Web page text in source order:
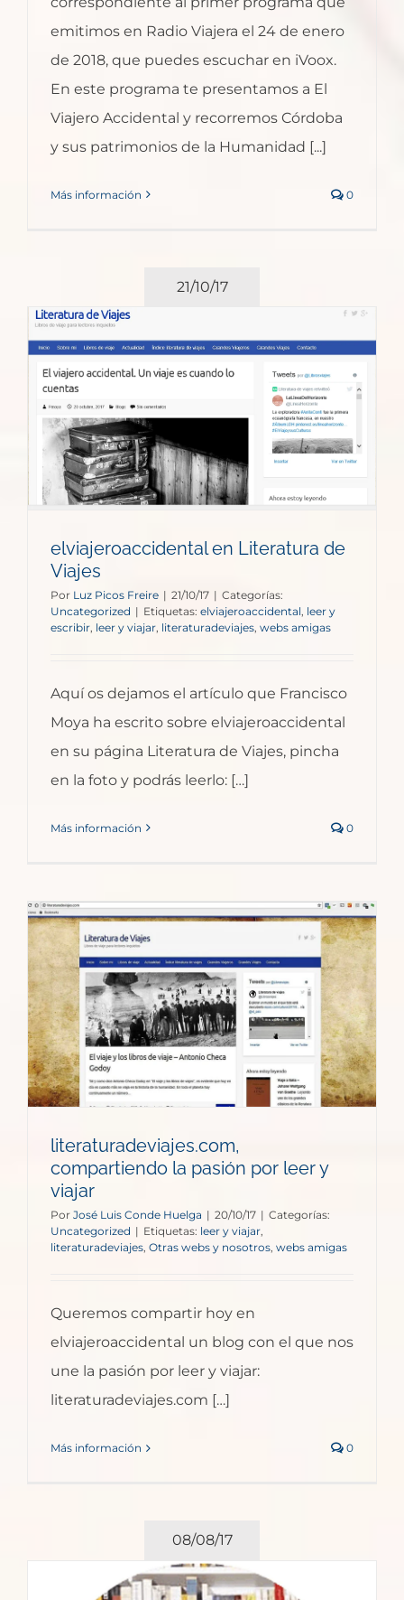
emitimos en Radio Viajera el 24 de enero
de 2018, que puedes escuchar en iVoox.
En este programa te presentamos a El
Viajero Accidental y recorremos Córdoba
y sus patrimonios de la Humanidad [...]
Más información 0
21/10/17
elviajeroaccidental en Literatura de
Viajes
Por Luz Picos Freire | 21/10/17 | Categorías:
Uncategorized | Etiquetas: elviajeroaccidental leer y
escribir leer y viajar literaturadeviajes, webs amigas
Aquí os dejamos el artículo que Francisco
Moya ha escrito sobre elviajeroaccidental
en su página Literatura de Viajes, pincha
en la foto y podrás leerlo: […]
Más información 0
literaturadeviajes.com,
compartiendo la pasión por leer y
viajar
Por José Luis Conde Huelga | 20/10/17 | Categorías:
Uncategorized | Etiquetas: leer y viajar,
literaturadeviajes, Otras webs y nosotros, webs amigas
Queremos compartir hoy en
elviajeroaccidental un blog con el que nos
une la pasión por leer y viajar:
literaturadeviajes.com […]
Más información 0
08/08/17